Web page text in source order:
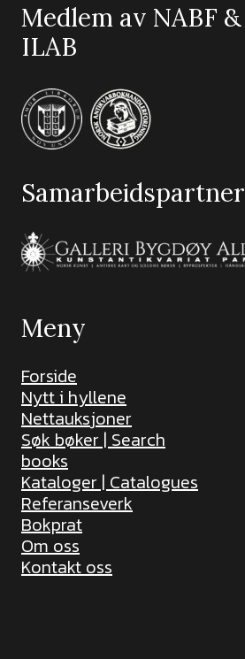
Medlem av NABF &
ILAB
Samarbeidspartner
Meny
Forside
Nytt i hyllene
Nettauksjoner
Søk bøker | Search
books
Kataloger | Catalogues
Referanseverk
Bokprat
Om oss
Kontakt oss